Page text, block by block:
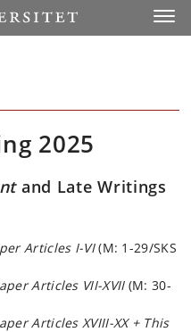
2025
and Late Writings
Articles I-VI(M: 1-29/SKS
Articles VII-XVII (M: 30-
Articles XVIII-XX + This